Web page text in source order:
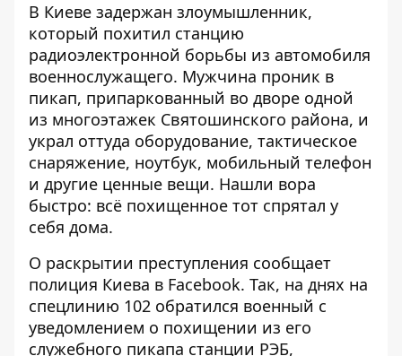
В Киеве задержан злоумышленник,
который похитил станцию ​​
радиоэлектронной борьбы из автомобиля
военнослужащего. Мужчина проник в
пикап, припаркованный во дворе одной
из многоэтажек Святошинского района, и
украл оттуда оборудование, тактическое
снаряжение, ноутбук, мобильный телефон
и другие ценные вещи. Нашли вора
быстро: всё похищенное тот спрятал у
себя дома.
О раскрытии преступления сообщает
полиция Киева в Facebook. Так, на днях на
спецлинию 102 обратился военный с
уведомлением о похищении из его
служебного пикапа станции РЭБ,